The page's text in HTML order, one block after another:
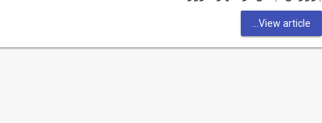
View article...